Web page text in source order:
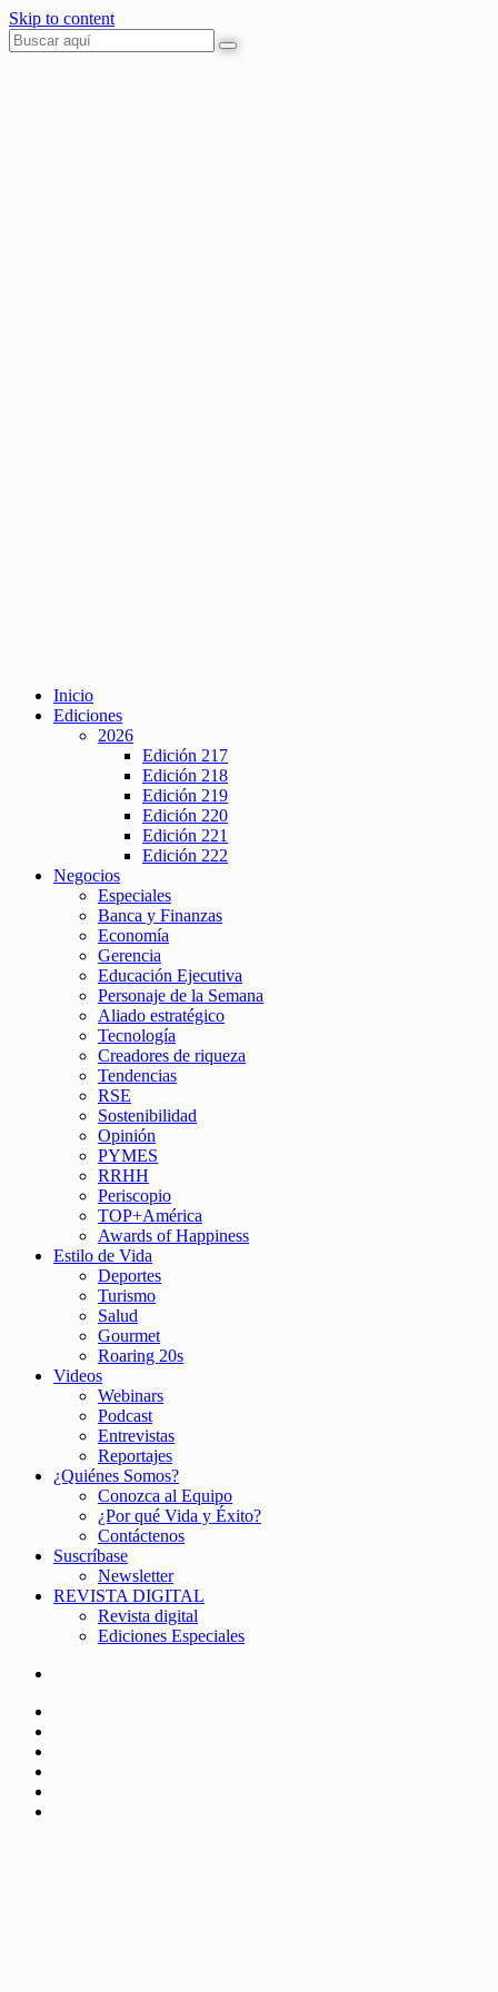
Skip to content
Inicio
Ediciones
2026
Edición 217
Edición 218
Edición 219
Edición 220
Edición 221
Edición 222
Negocios
Especiales
Banca y Finanzas
Economía
Gerencia
Educación Ejecutiva
Personaje de la Semana
Aliado estratégico
Tecnología
Creadores de riqueza
Tendencias
RSE
Sostenibilidad
Opinión
PYMES
RRHH
Periscopio
TOP+América
Awards of Happiness
Estilo de Vida
Deportes
Turismo
Salud
Gourmet
Roaring 20s
Videos
Webinars
Podcast
Entrevistas
Reportajes
¿Quiénes Somos?
Conozca al Equipo
¿Por qué Vida y Éxito?
Contáctenos
Suscríbase
Newsletter
REVISTA DIGITAL
Revista digital
Ediciones Especiales